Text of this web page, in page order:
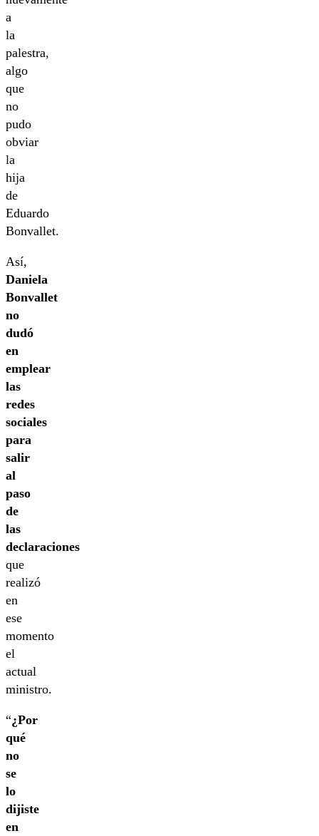
a
la
palestra,
algo
que
no
pudo
obviar
la
hija
de
Eduardo
Bonvallet.
Así,
Daniela
Bonvallet
no
dudó
en
emplear
las
redes
sociales
para
salir
al
paso
de
las
declaraciones
que
realizó
en
ese
momento
el
actual
ministro.
“¿Por
qué
no
se
lo
dijiste
en